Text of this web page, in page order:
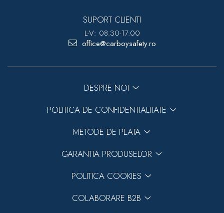
SUPORT CLIENTI
L-V: 08.30-17.00
office@carboysafety.ro
DESPRE NOI
POLITICA DE CONFIDENTIALITATE
METODE DE PLATA
GARANTIA PRODUSELOR
POLITICA COOKIES
COLABORARE B2B